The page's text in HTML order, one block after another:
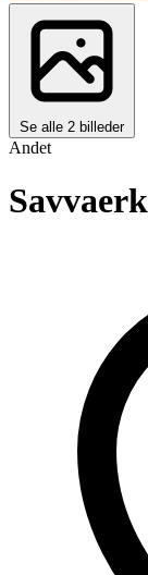
Se alle 2 billeder
Andet